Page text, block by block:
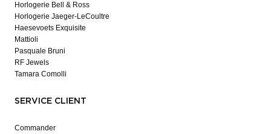
Horlogerie Bell & Ross
Horlogerie Jaeger-LeCoultre
Haesevoets Exquisite
Mattioli
Pasquale Bruni
RF Jewels
Tamara Comolli
SERVICE CLIENT
Commander